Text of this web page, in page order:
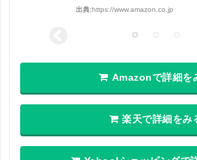
出典: https://www.amazon.co.jp
Amazonで詳細を
楽天で詳細をみ